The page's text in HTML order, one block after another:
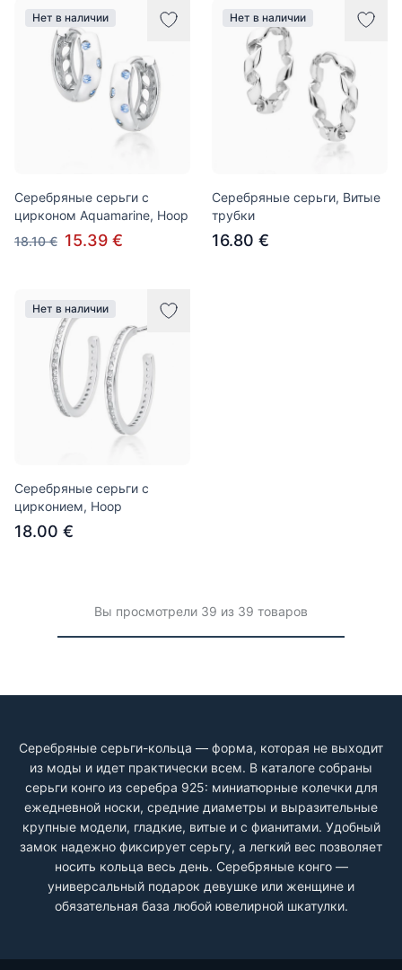
Серебряные серьги-кольца — форма, которая не выходит
из моды и идет практически всем. В каталоге собраны
серьги конго из серебра 925: миниатюрные колечки для
ежедневной носки, средние диаметры и выразительные
крупные модели, гладкие, витые и с фианитами. Удобный
замок надежно фиксирует серьгу, а легкий вес позволяет
носить кольца весь день. Серебряные конго —
универсальный подарок девушке или женщине и
обязательная база любой ювелирной шкатулки.
Нет в наличии
Серебряные серьги с
цирконом Aquamarine, Hoop
18.10 € 15.39 €
Нет в наличии
Серебряные серьги, Витые
трубки
16.80 €
Нет в наличии
Серебряные серьги с
цирконием, Hoop
18.00 €
Вы просмотрели 39 из 39 товаров